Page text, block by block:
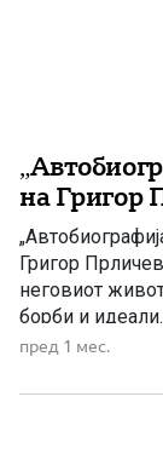
на Григор
Григор
неговиот
борби и
неговиот
кое живеел, за
пред 1 мес.